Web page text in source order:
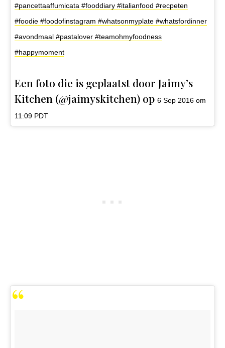
#pancettaaffumicata #fooddiary #italianfood #recpeten
#foodie #foodofinstagram #whatsonmyplate #whatsfordinner
#avondmaal #pastalover #teamohmyfoodness
#happymoment
Een foto die is geplaatst door Jaimy’s
Kitchen (@jaimyskitchen) op 6 Sep 2016 om
11:09 PDT